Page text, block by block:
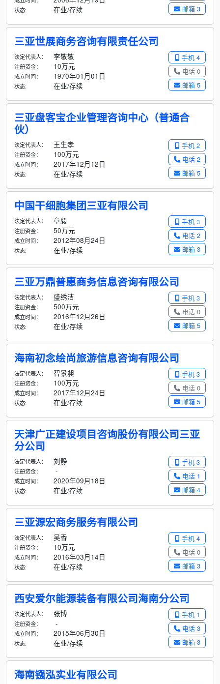
邮箱 3
状态: 在业/存续
三亚世展商务咨询有限责任公司
手机 4
电话 0
邮箱 5
法定代表人： 李敬敬
注册资金： 10万元
成立时间： 1970年01月01日
状态: 在业/存续
三亚盘客宝企业管理咨询中心（普通合
伙）
手机 2
电话 2
邮箱 5
法定代表人： 王生孝
注册资金： 100万元
成立时间： 2017年12月12日
状态: 在业/存续
中国干细胞集团三亚有限公司
手机 3
电话 2
邮箱 3
法定代表人： 章毅
注册资金： 50万元
成立时间： 2012年08月24日
状态: 在业/存续
三亚万鼎普惠商务信息咨询有限公司
手机 3
电话 0
邮箱 5
法定代表人： 盛绣洁
注册资金： 500万元
成立时间： 2016年12月26日
状态: 在业/存续
海南初念绘尚旅游信息咨询有限公司
手机 3
电话 0
邮箱 5
法定代表人： 智景昶
注册资金： 100万元
成立时间： 2017年12月24日
状态: 在业/存续
天津广正建设项目咨询股份有限公司三亚
分公司
手机 3
电话 1
邮箱 4
法定代表人： 刘静
注册资金： -
成立时间： 2020年09月18日
状态: 在业/存续
三亚源宏商务服务有限公司
手机 4
电话 0
邮箱 3
法定代表人： 吴香
注册资金： 10万元
成立时间： 2016年03月14日
状态: 在业/存续
西安爱尔能源装备有限公司海南分公司
手机 1
电话 3
邮箱 3
法定代表人： 张博
注册资金： -
成立时间： 2015年06月30日
状态: 在业/存续
海南镪泓实业有限公司